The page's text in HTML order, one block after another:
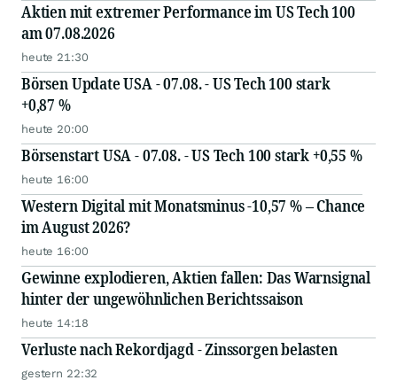
Aktien mit extremer Performance im US Tech 100
am 07.08.2026
heute 21:30
Börsen Update USA - 07.08. - US Tech 100 stark
+0,87 %
heute 20:00
Börsenstart USA - 07.08. - US Tech 100 stark +0,55 %
heute 16:00
Western Digital mit Monatsminus -10,57 % – Chance
im August 2026?
heute 16:00
Gewinne explodieren, Aktien fallen: Das Warnsignal
hinter der ungewöhnlichen Berichtssaison
heute 14:18
Verluste nach Rekordjagd - Zinssorgen belasten
gestern 22:32